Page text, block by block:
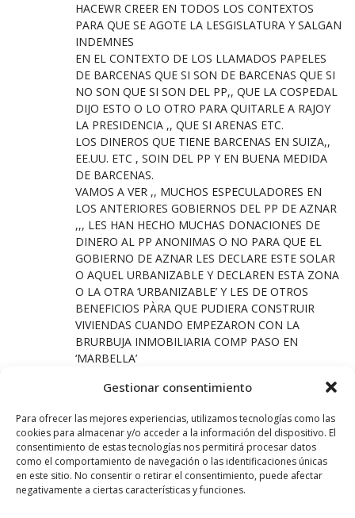
Gestionar consentimiento
Para ofrecer las mejores experiencias, utilizamos tecnologías como las
cookies para almacenar y/o acceder a la información del dispositivo. El
consentimiento de estas tecnologías nos permitirá procesar datos
como el comportamiento de navegación o las identificaciones únicas
en este sitio. No consentir o retirar el consentimiento, puede afectar
negativamente a ciertas características y funciones.
HACEWR CREER EN TODOS LOS CONTEXTOS
PARA QUE SE AGOTE LA LESGISLATURA Y SALGAN
INDEMNES
EN EL CONTEXTO DE LOS LLAMADOS PAPELES
DE BARCENAS QUE SI SON DE BARCENAS QUE SI
NO SON QUE SI SON DEL PP,, QUE LA COSPEDAL
DIJO ESTO O LO OTRO PARA QUITARLE A RAJOY
LA PRESIDENCIA ,, QUE SI ARENAS ETC.
LOS DINEROS QUE TIENE BARCENAS EN SUIZA,,
EE.UU. ETC , SOIN DEL PP Y EN BUENA MEDIDA
DE BARCENAS.
VAMOS A VER ,, MUCHOS ESPECULADORES EN
LOS ANTERIORES GOBIERNOS DEL PP DE AZNAR
,,, LES HAN HECHO MUCHAS DONACIONES DE
DINERO AL PP ANONIMAS O NO PARA QUE EL
GOBIERNO DE AZNAR LES DECLARE ESTE SOLAR
O AQUEL URBANIZABLE Y DECLAREN ESTA ZONA
O LA OTRA ‘URBANIZABLE’ Y LES DE OTROS
BENEFICIOS PÀRA QUE PUDIERA CONSTRUIR
VIVIENDAS CUANDO EMPEZARON CON LA
BRURBUJA INMOBILIARIA COMP PASO EN
‘MARBELLA’
POR LO TANTO BARCENAS QUE ERA CONTABLE
OFICIALMENTE POR LA AUDIENCIA NACIONAL,ES
LOGICO QUE PARA DISIMULAR EL DINERO LO
TIENE BARCENAS Y SE LO HA IDO ABONANDO
POCO A POCO AL PP Y A SU VEZ EL PP TIENE
BIEN MIRADO Y RETRIBUIDO A BARCENAS A SI